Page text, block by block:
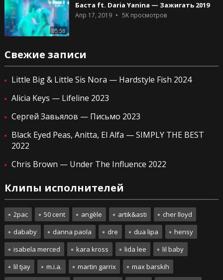
05:58
Баста ft. Daria Yanina — Зажигать 2019
Апр 17, 2019 5Kпросмотров
Свежие записи
Little Big & Little Sis Nora — Hardstyle Fish 2024
Alicia Keys — Lifeline 2023
Сергей Завьялов — Письмо 2023
Black Eyed Peas, Anitta, El Alfa — SIMPLY THE BEST
2022
Chris Brown — Under The Influence 2022
Клипы исполнителей
2pac 50 cent angèle artik&asti
cher lloyd
dababy
danna paola dre dua lipa
hensy
isabela merced
kara kross lida lee
lil baby
lil tjay
m.i.a. martin garrix
max barskih